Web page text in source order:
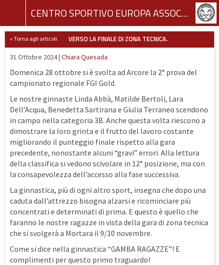
CENTRO SPORTIVO EUROPA ASSOCIAZIONE SPORTIVA DILETTANTISTICA
« Torna agli articoli VERSO LA FINALE DI ZONA TECNICA.
31 Ottobre 2024 | Chiara Quesada
Domenica 28 ottobre si è svolta ad Arcore la 2° prova del
campionato regionale FGI Gold.
Le nostre ginnaste Linda Abbà, Matilde Bertoli, Lara
Dell’Acqua, Benedetta Sartirana e Giulia Terraneo scendono
in campo nella categoria 3B. Anche questa volta riescono a
dimostrare la loro grinta e il frutto del lavoro costante
migliorando il punteggio finale rispetto alla gara
precedente, nonostante alcuni “gravi” errori. Alla lettura
della classifica si vedono scivolare in 12° posizione, ma con
la consapevolezza dell’accesso alla fase successiva.
La ginnastica, più di ogni altro sport, insegna che dopo una
caduta dall’attrezzo bisogna alzarsi e ricominciare più
concentrati e determinati di prima. E questo è quello che
faranno le nostre ragazze in vista della gara di zona tecnica
che si svolgerà a Mortara il 9/10 novembre.
Come si dice nella ginnastica “GAMBA RAGAZZE”! E
complimenti per questo primo traguardo!